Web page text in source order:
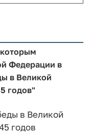
Федерации в
в Великой
годов"
в Великой
годов